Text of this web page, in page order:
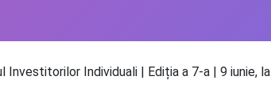
Investitorilor Individuali | Ediția a 7-a | 9 iunie, la